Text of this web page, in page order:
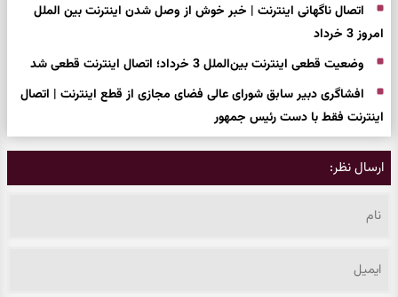
اتصال ناگهانی اینترنت | خبر خوش از وصل شدن اینترنت بین الملل
امروز 3 خرداد
وضعیت قطعی اینترنت بین‌الملل 3 خرداد؛ اتصال اینترنت قطعی شد
افشاگری دبیر سابق شورای عالی فضای مجازی از قطع اینترنت | اتصال
اینترنت فقط با دست رئیس جمهور
ارسال نظر: